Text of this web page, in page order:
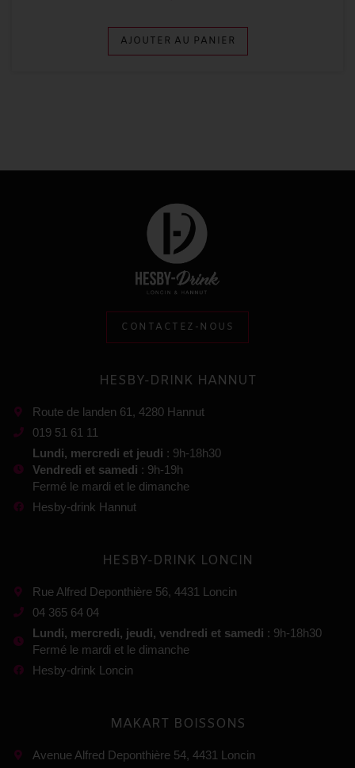
AJOUTER AU PANIER
CONTACTEZ-NOUS
HESBY-DRINK HANNUT
Route de landen 61, 4280 Hannut
019 51 61 11
Lundi, mercredi et jeudi : 9h-18h30
Vendredi et samedi : 9h-19h
Fermé le mardi et le dimanche
Hesby-drink Hannut
HESBY-DRINK LONCIN
Rue Alfred Deponthière 56, 4431 Loncin
04 365 64 04
Lundi, mercredi, jeudi, vendredi et samedi : 9h-18h30
Fermé le mardi et le dimanche
Hesby-drink Loncin
MAKART BOISSONS
Avenue Alfred Deponthière 54, 4431 Loncin